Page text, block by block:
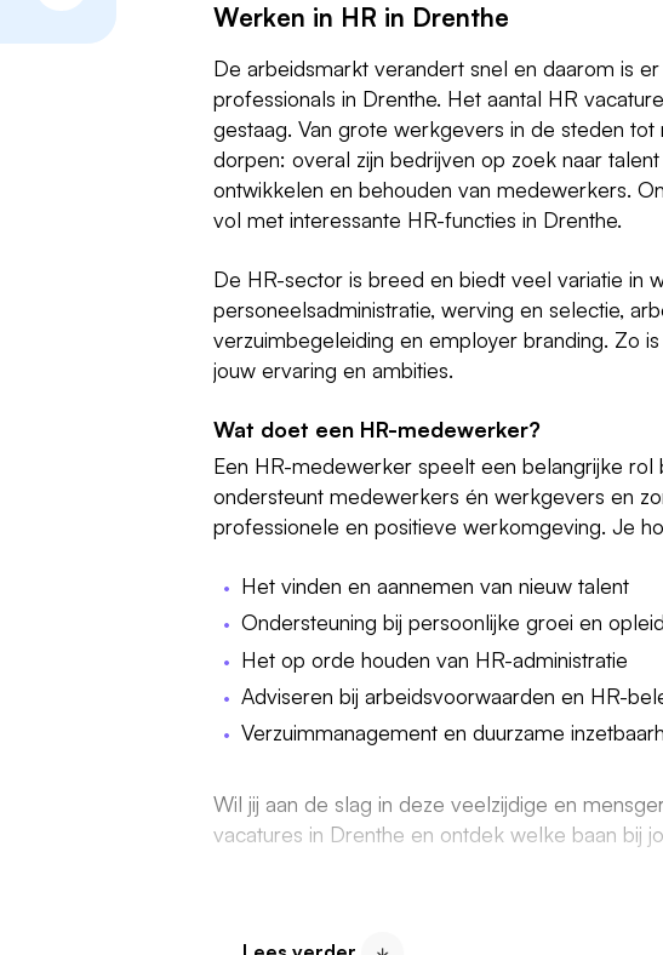
Werken in HR in Drenthe
De arbeidsmarkt verandert snel en daarom is
professionals in Drenthe. Het aantal HR
gestaag. Van grote werkgevers in de steden
dorpen: overal zijn bedrijven op zoek naar
ontwikkelen en behouden van medewerkers.
vol met interessante HR-functies in Drenthe.
De HR-sector is breed en biedt veel variatie in
personeelsadministratie, werving en selectie,
verzuimbegeleiding en employer branding. Zo
jouw ervaring en ambities.
Wat doet een HR-medewerker?
Een HR-medewerker speelt een belangrijke rol
ondersteunt medewerkers én werkgevers en
professionele en positieve werkomgeving. Je
Het vinden en aannemen van nieuw talent
Ondersteuning bij persoonlijke groei en
Het op orde houden van HR-administratie
Adviseren bij arbeidsvoorwaarden en HR-
Verzuimmanagement en duurzame
Wil jij aan de slag in deze veelzijdige en
vacatures in Drenthe en ontdek welke baan bij